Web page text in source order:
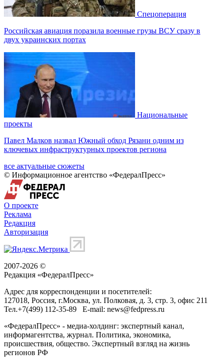
Спецоперация
Российская авиация поразила военные грузы ВСУ сразу в
двух украинских портах
Национальные
проекты
Павел Малков назвал Южный обход Рязани одним из
ключевых инфраструктурных проектов региона
все актуальные сюжеты
© Информационное агентство «ФедералПресс»
О проекте
Реклама
Редакция
Авторизация
2007-2026 ©
Редакция «ФедералПресс»
Адрес для корреспонденции и посетителей:
127018, Россия, г.Москва, ул. Полковая, д. 3, стр. 3, офис 211
Тел.+7(499) 112-35-89 E-mail: news@fedpress.ru
«ФедералПресс» - медиа-холдинг: экспертный канал,
информагентства, журнал. Политика, экономика,
происшествия, общество. Экспертный взгляд на жизнь
регионов РФ